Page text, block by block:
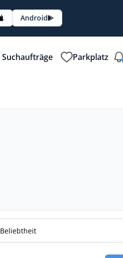
Android
Suchaufträge Parkplatz
Beliebtheit